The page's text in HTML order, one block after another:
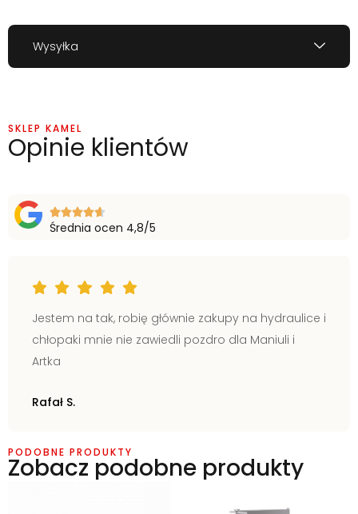
Wysyłka
SKLEP KAMEL
Opinie klientów
Średnia ocen 4,8/5
Jestem na tak, robię głównie zakupy na hydraulice i
chłopaki mnie nie zawiedli pozdro dla Maniuli i
Artka
Rafał S.
PODOBNE PRODUKTY
Zobacz podobne produkty